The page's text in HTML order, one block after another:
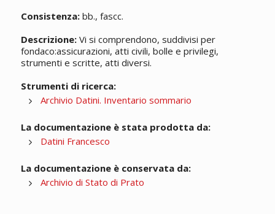
Consistenza:bb., fascc.
Descrizione:Vi si comprendono, suddivisi per
fondaco:assicurazioni, atti civili, bolle e privilegi,
strumenti e scritte, atti diversi.
Strumenti di ricerca:
Archivio Datini. Inventario sommario
La documentazione è stata prodotta da:
Datini Francesco
La documentazione è conservata da:
Archivio di Stato di Prato